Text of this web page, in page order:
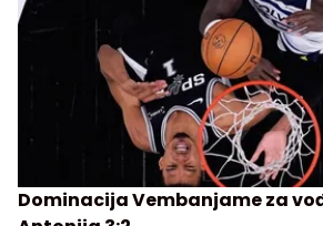
Dominacija Vembanjame za